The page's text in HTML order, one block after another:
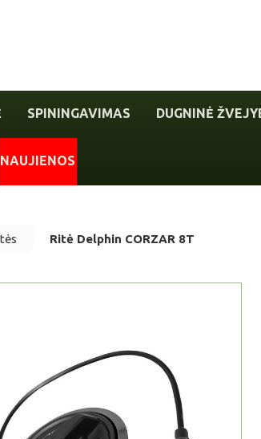
SPININGAVIMAS DUGNINĖ
NAUJIENOS
Ritė Delphin CORZAR 8T